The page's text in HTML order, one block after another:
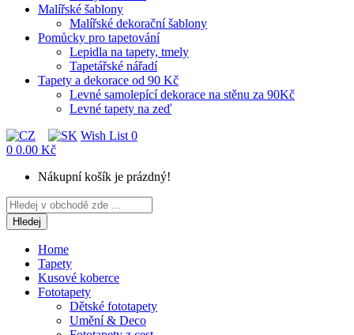
Malířské šablony
Malířské dekorační šablony
Pomůcky pro tapetování
Lepidla na tapety, tmely
Tapetářské nářadí
Tapety a dekorace od 90 Kč
Levné samolepící dekorace na stěnu za 90Kč
Levné tapety na zeď
Wish List 0
0 0.00 Kč
Nákupní košík je prázdný!
Hledej
Home
Tapety
Kusové koberce
Fototapety
Dětské fototapety
Umění & Deco